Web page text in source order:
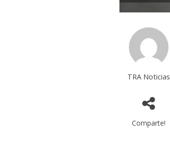
TRA Noticias
Comparte!